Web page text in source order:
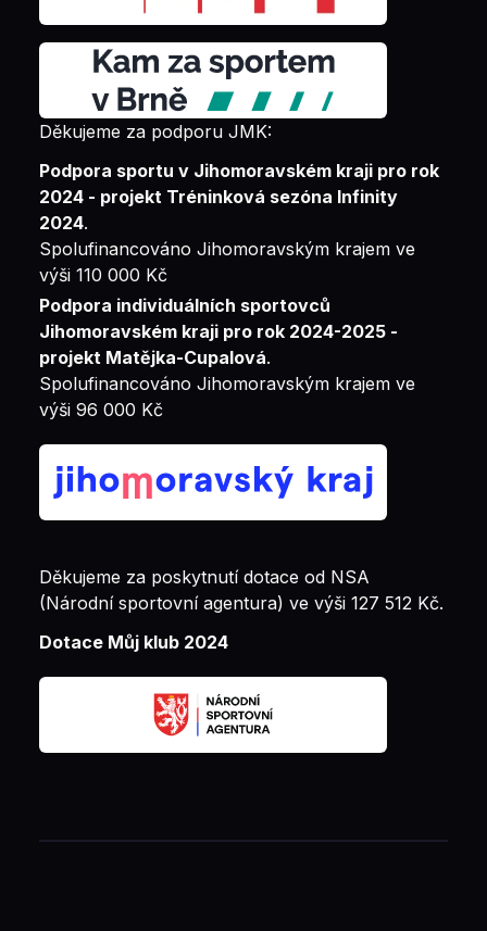
Děkujeme za podporu JMK:
Podpora sportu v Jihomoravském kraji pro rok
2024 - projekt Tréninková sezóna Infinity
2024.
Spolufinancováno Jihomoravským krajem ve
výši 110 000 Kč
Podpora individuálních sportovců
Jihomoravském kraji pro rok 2024-2025 -
projekt Matějka-Cupalová.
Spolufinancováno Jihomoravským krajem ve
výši 96 000 Kč
Děkujeme za poskytnutí dotace od NSA
(Národní sportovní agentura) ve výši 127 512 Kč.
Dotace Můj klub 2024